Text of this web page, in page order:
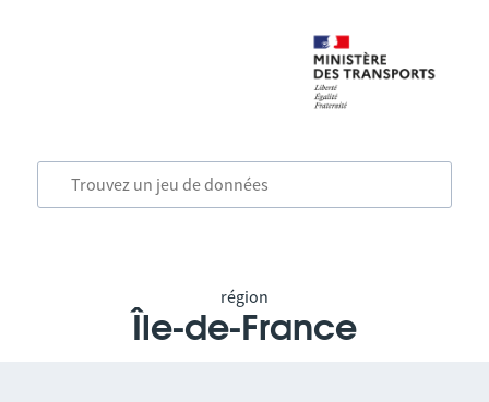
région
Île-de-France